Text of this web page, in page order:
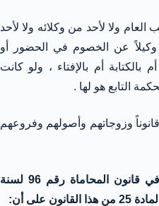
العام ولا لأحد من وكلائه ولا لأحد
عن الخصوم في الحضور أو
بالكتابة أم بالإفتاء ، ولو كانت
التابع هو لها .
وزوجاتهم وأصولهم وفروعهم
وقد تأيدت هذه النصوص بما ورد في قانون المحاماة رقم 96 لسنة